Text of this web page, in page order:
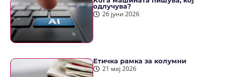
одлучува?
26 јуни 2026
Етичка рамка за колумни
21 мај 2026